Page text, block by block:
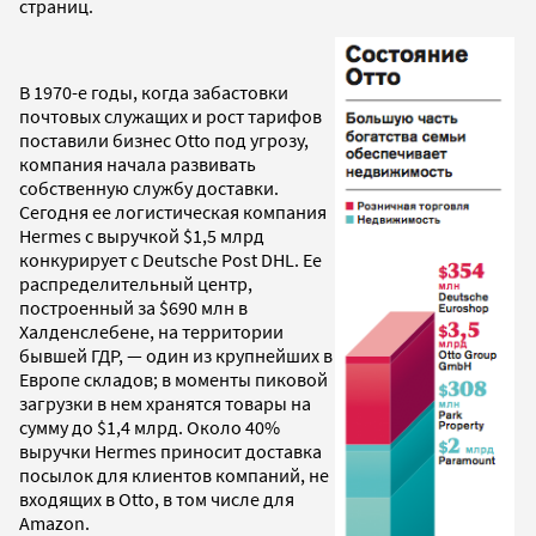
страниц.
В 1970-е годы, когда забастовки
почтовых служащих и рост тарифов
поставили бизнес Otto под угрозу,
компания начала развивать
собственную службу доставки.
Сегодня ее логистическая компания
Hermes с выручкой $1,5 млрд
конкурирует с Deutsche Post DHL. Ее
распределительный центр,
построенный за $690 млн в
Халденслебене, на территории
бывшей ГДР, — один из крупнейших в
Европе складов; в моменты пиковой
загрузки в нем хранятся товары на
сумму до $1,4 млрд. Около 40%
выручки Hermes приносит доставка
посылок для клиентов компаний, не
входящих в Otto, в том числе для
Amazon.